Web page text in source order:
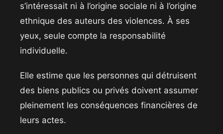
s’intéressait ni à l’origine sociale ni à l’origine
ethnique des auteurs des violences. À ses
yeux, seule compte la responsabilité
individuelle.
Elle estime que les personnes qui détruisent
des biens publics ou privés doivent assumer
pleinement les conséquences financières de
leurs actes.